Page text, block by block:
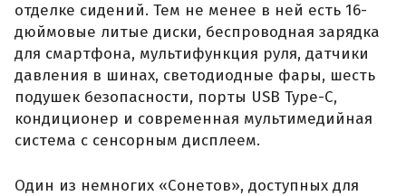
отделке сидений. Тем не менее в ней есть 16-
дюймовые литые диски, беспроводная зарядка
для смартфона, мультифункция руля, датчики
давления в шинах, светодиодные фары, шесть
подушек безопасности, порты USB Type-C,
кондиционер и современная мультимедийная
система с сенсорным дисплеем.
Один из немногих «Сонетов», доступных для